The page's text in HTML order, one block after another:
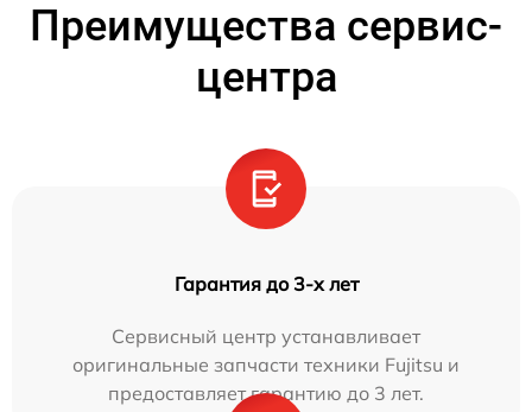
Преимущества сервис-
центра
Гарантия до 3-х лет
Сервисный центр устанавливает
оригинальные запчасти техники Fujitsu и
предоставляет гарантию до 3 лет.